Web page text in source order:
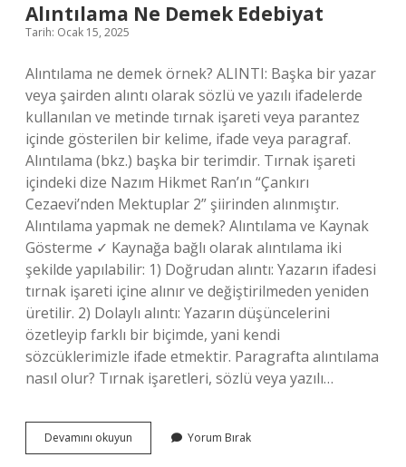
Alıntılama Ne Demek Edebiyat
Tarih: Ocak 15, 2025
Alıntılama ne demek örnek? ALINTI: Başka bir yazar
veya şairden alıntı olarak sözlü ve yazılı ifadelerde
kullanılan ve metinde tırnak işareti veya parantez
içinde gösterilen bir kelime, ifade veya paragraf.
Alıntılama (bkz.) başka bir terimdir. Tırnak işareti
içindeki dize Nazım Hikmet Ran’ın “Çankırı
Cezaevi’nden Mektuplar 2” şiirinden alınmıştır.
Alıntılama yapmak ne demek? Alıntılama ve Kaynak
Gösterme ✓ Kaynağa bağlı olarak alıntılama iki
şekilde yapılabilir: 1) Doğrudan alıntı: Yazarın ifadesi
tırnak işareti içine alınır ve değiştirilmeden yeniden
üretilir. 2) Dolaylı alıntı: Yazarın düşüncelerini
özetleyip farklı bir biçimde, yani kendi
sözcüklerimizle ifade etmektir. Paragrafta alıntılama
nasıl olur? Tırnak işaretleri, sözlü veya yazılı…
Devamını okuyun Alıntılama
Ne
Yorum Bırak